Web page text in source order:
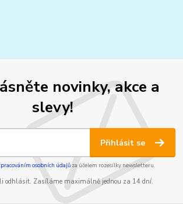
novinky, akce a
slevy!
Přihlásit se
osobních údajůza účelem rozesílky newsletteru.
odhlásit. Zasíláme maximálně jednou za 14 dní.